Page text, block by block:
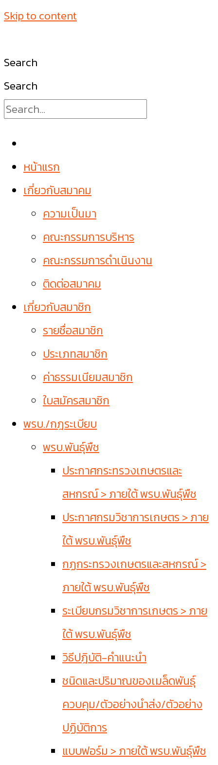
Skip to content
Search
Search
หน้าแรก
เกี่ยวกับสมาคม
ความเป็นมา
คณะกรรมการบริหาร
คณะกรรมการดำเนินงาน
ติดต่อสมาคม
เกี่ยวกับสมาชิก
รายชื่อสมาชิก
ประเภทสมาชิก
ค่าธรรมเนียมสมาชิก
ใบสมัครสมาชิก
พรบ./กฎระเบียบ
พรบ.พันธุ์พืช
ประกาศกระทรวงเกษตรและ
สหกรณ์ > ภายใต้ พรบ.พันธุ์พืช
ประกาศกรมวิชาการเกษตร > ภาย
ใต้ พรบ.พันธุ์พืช
กฏกระทรวงเกษตรและสหกรณ์ >
ภายใต้ พรบ.พันธุ์พืช
ระเบียบกรมวิชาการเกษตร > ภาย
ใต้ พรบ.พันธุ์พืช
วิธีปฎิบัติ-คำแนะนำ
ชนิดและปริมาณของเมล็ดพันธุ์
ควบคุม/ตัวอย่างนำส่ง/ตัวอย่าง
ปฏิบัติการ
แบบฟอร์ม > ภายใต้ พรบ.พันธุ์พืช